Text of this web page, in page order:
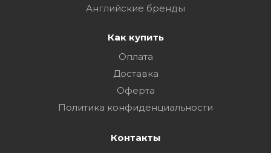
Английские бренды
Как купить
Оплата
Доставка
Оферта
Политика конфиденциальности
Контакты